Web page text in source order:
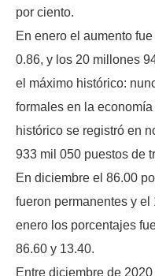
por ciento.
En enero el aumento
0.86, y los 20 millones
el máximo histórico:
formales en la
histórico se registró en
933 mil 050 puestos de
En diciembre el 86.00
fueron permanentes y
enero los porcentajes
86.60 y 13.40.
Entre diciembre de